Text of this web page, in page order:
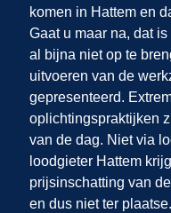
komen in Hattem en
Gaat u maar na, dat
al bijna niet op te
uitvoeren van de
gepresenteerd.
oplichtingspraktijken
van de dag. Niet via
loodgieter Hattem
prijsinschatting van
en dus niet ter